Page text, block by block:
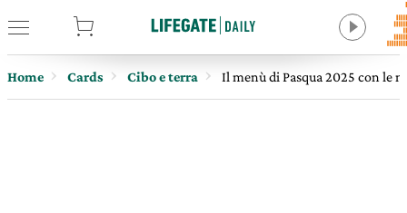
Home Cards Cibo e terra Il menù di Pasqua 2025 con le